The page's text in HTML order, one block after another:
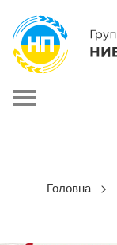
Toggle
Головна >